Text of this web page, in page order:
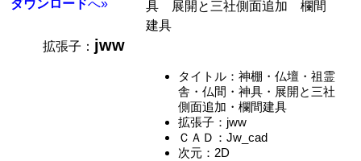
ダウンロードへ»
具 展開と三社側面追加 欄間
建具
拡張子： jww
タイトル：神棚・仏壇・祖霊
舎・仏間・神具・展開と三社
側面追加・欄間建具
拡張子：jww
ＣＡＤ：Jw_cad
次元：2D